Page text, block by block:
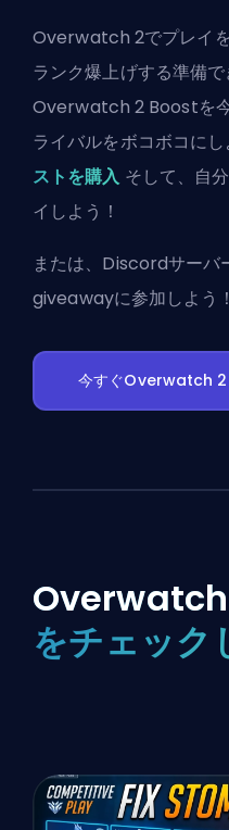
Overwatch 2でプレイを
ランク爆上げする準備
Overwatch 2 Boostを
ライバルをボコボコにし
ストを購入そして、自
イしよう！
または、 Discordサーバ
giveawayに参加しよう！
今すぐOverwatch 2
をチェック